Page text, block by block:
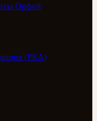
Орфей
(РБА)